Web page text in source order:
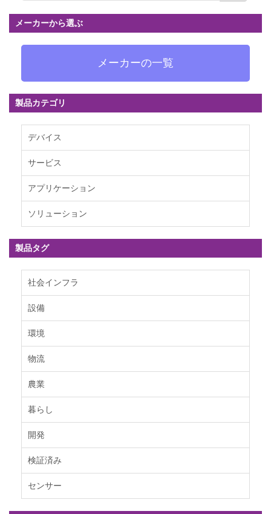
メーカーから選ぶ
メーカーの一覧
製品カテゴリ
デバイス
サービス
アプリケーション
ソリューション
製品タグ
社会インフラ
設備
環境
物流
農業
暮らし
開発
検証済み
センサー